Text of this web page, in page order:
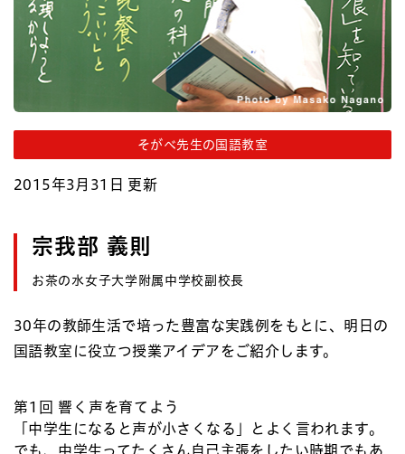
そがべ先生の国語教室
2015年3月31日 更新
宗我部 義則
お茶の水女子大学附属中学校副校長
30年の教師生活で培った豊富な実践例をもとに、明日の
国語教室に役立つ授業アイデアをご紹介します。
第1回
響く声を育てよう
「中学生になると声が小さくなる」とよく言われます。
でも、中学生ってたくさん自己主張をしたい時期でもあ